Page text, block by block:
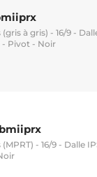
à gris) - 16/9 -
- Pivot - Noir
- 16/9 - Dalle